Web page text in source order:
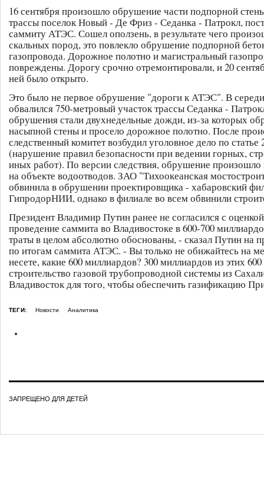
16 сентября произошло обрушение части подпорной
трассы поселок Новый - Де Фриз - Седанка - Патрокл,
саммиту АТЭС. Сошел оползень, в результате чего
скальных пород, это повлекло обрушение подпорной
газопровода. Дорожное полотно и магистральный
повреждены. Дорогу срочно отремонтировали, и 20
ней было открыто.
Это было не первое обрушение "дороги к АТЭС". В
обвалился 750-метровый участок трассы Седанка -
обрушения стали двухнедельные дожди, из-за которых
насыпной стены и просело дорожное полотно. После
следственный комитет возбудил уголовное дело по
(нарушение правил безопасности при ведении горных,
иных работ). По версии следствия, обрушение произошло
на объекте водоотводов. ЗАО "Тихоокеанская
обвинила в обрушении проектировщика - хабаровский
ГипродорНИИ, однако в филиале во всем обвинили
Президент Владимир Путин ранее не согласился с
проведение саммита во Владивостоке в 600-700
траты в целом абсолютно обоснованы, - сказал Путин на
по итогам саммита АТЭС. - Вы только не обижайтесь на
несете, какие 600 миллиардов? 300 миллиардов из этих
строительство газовой трубопроводной системы из
Владивосток для того, чтобы обеспечить газификацию
ТЕГИ: Новости Аналитика
ЗАПРЕЩЕНО ДЛЯ ДЕТЕЙ